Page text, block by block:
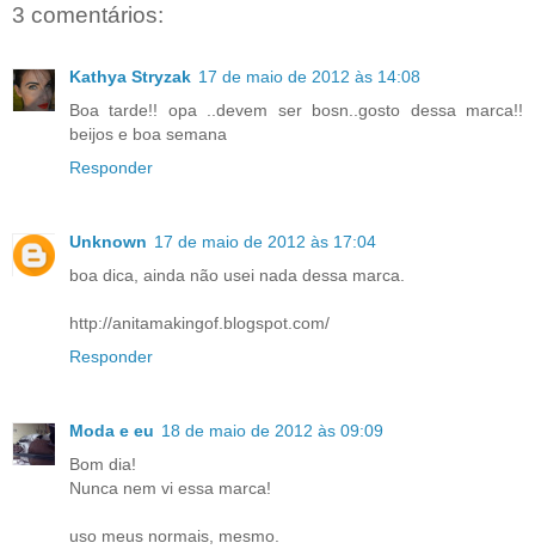
3 comentários:
Kathya Stryzak 17 de maio de 2012 às 14:08
Boa tarde!! opa ..devem ser bosn..gosto dessa marca!!
beijos e boa semana
Responder
Unknown 17 de maio de 2012 às 17:04
boa dica, ainda não usei nada dessa marca.
http://anitamakingof.blogspot.com/
Responder
Moda e eu 18 de maio de 2012 às 09:09
Bom dia!
Nunca nem vi essa marca!
uso meus normais, mesmo.